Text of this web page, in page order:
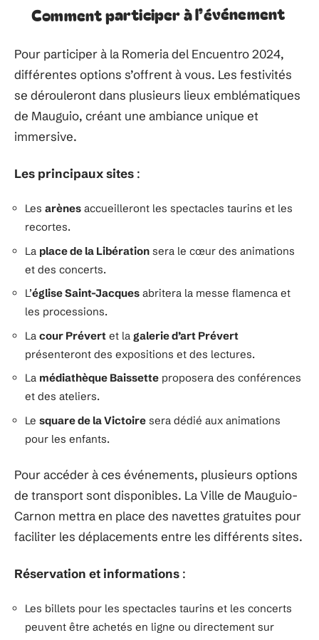
Comment participer à l’événement
Pour participer à la Romeria del Encuentro 2024,
différentes options s’offrent à vous. Les festivités
se dérouleront dans plusieurs lieux emblématiques
de Mauguio, créant une ambiance unique et
immersive.
Les principaux sites :
Les arènes accueilleront les spectacles taurins et les
recortes.
La place de la Libération sera le cœur des animations
et des concerts.
L’église Saint-Jacques abritera la messe flamenca et
les processions.
La cour Prévert et la galerie d’art Prévert
présenteront des expositions et des lectures.
La médiathèque Baissette proposera des conférences
et des ateliers.
Le square de la Victoire sera dédié aux animations
pour les enfants.
Pour accéder à ces événements, plusieurs options
de transport sont disponibles. La Ville de Mauguio-
Carnon mettra en place des navettes gratuites pour
faciliter les déplacements entre les différents sites.
Réservation et informations :
Les billets pour les spectacles taurins et les concerts
peuvent être achetés en ligne ou directement sur